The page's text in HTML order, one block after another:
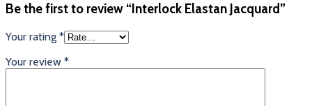
Be the first to review “Interlock Elastan Jacquard”
Your rating *
Your review *